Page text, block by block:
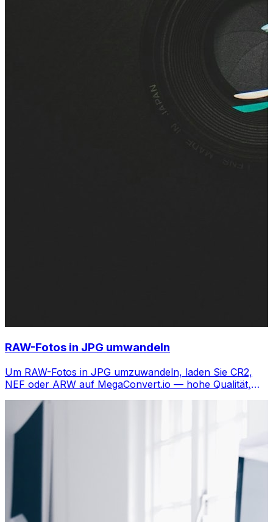
RAW-Fotos in JPG umwandeln
Um RAW-Fotos in JPG umzuwandeln, laden Sie CR2,
NEF oder ARW auf MegaConvert.io — hohe Qualität,